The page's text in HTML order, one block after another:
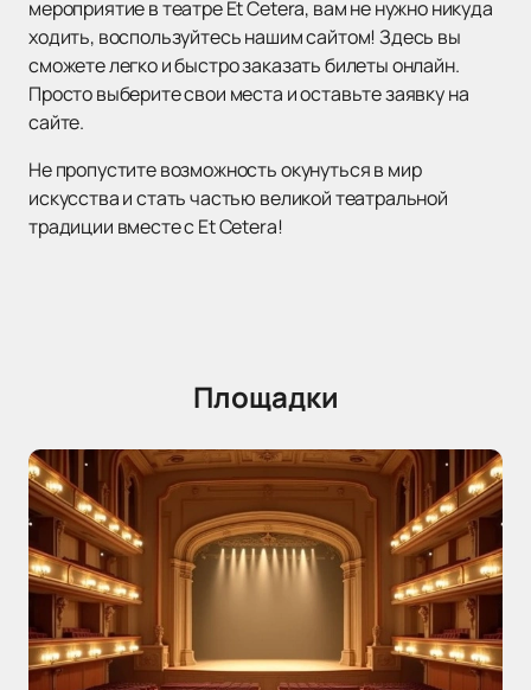
мероприятие в театре Et Cetera, вам не нужно никуда
ходить, воспользуйтесь нашим сайтом! Здесь вы
сможете легко и быстро заказать билеты онлайн.
Просто выберите свои места и оставьте заявку на
сайте.
Не пропустите возможность окунуться в мир
искусства и стать частью великой театральной
традиции вместе с Et Cetera!
Площадки